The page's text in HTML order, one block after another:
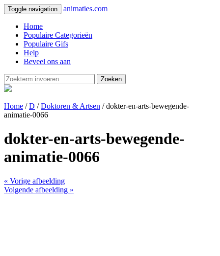
Toggle navigation animaties.com
Home
Populaire Categorieën
Populaire Gifs
Help
Beveel ons aan
Zoeken
Home /D /Doktoren & Artsen / dokter-en-arts-bewegende-
animatie-0066
dokter-en-arts-bewegende-
animatie-0066
« Vorige afbeelding
Volgende afbeelding »